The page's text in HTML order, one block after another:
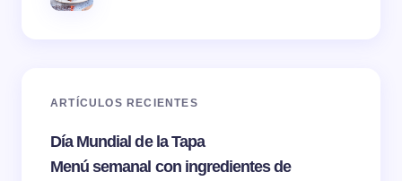
ARTÍCULOS RECIENTES
Día Mundial de la Tapa
Menú semanal con ingredientes de